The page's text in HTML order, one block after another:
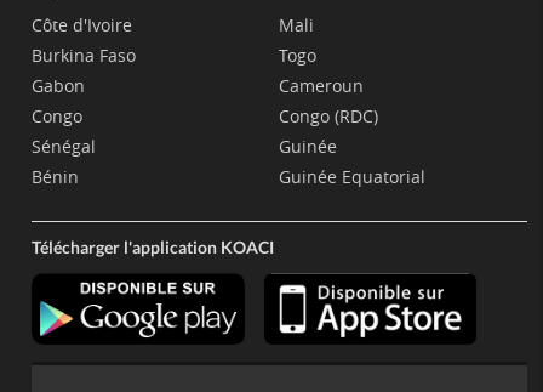
Côte d'Ivoire
Burkina Faso
Gabon
Congo
Sénégal
Bénin
Mali
Togo
Cameroun
Congo (RDC)
Guinée
Guinée Equatorial
Télécharger l'application KOACI